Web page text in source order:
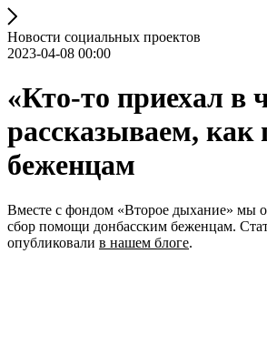
Новости социальных проектов
2023-04-08 00:00
«Кто-то приехал в
рассказываем, как
беженцам
Вместе с фондом «Второе дыхание» мы
сбор помощи донбасским беженцам.
опубликовали в нашем блоге.